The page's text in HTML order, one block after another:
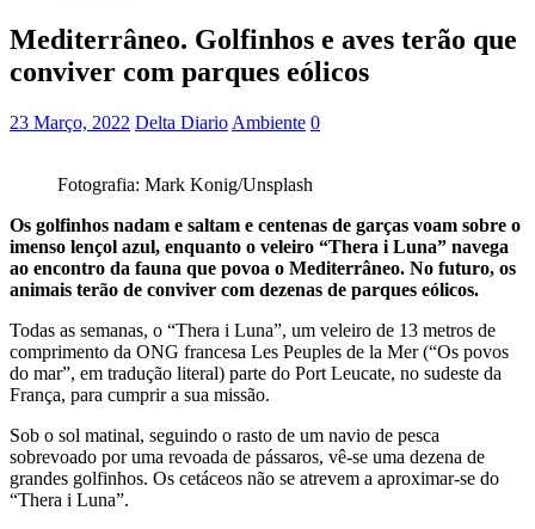
Mediterrâneo. Golfinhos e aves terão que
conviver com parques eólicos
23 Março, 2022 Delta Diario Ambiente 0
Fotografia: Mark Konig/Unsplash
Os golfinhos nadam e saltam e centenas de garças voam sobre o
imenso lençol azul, enquanto o veleiro “Thera i Luna” navega
ao encontro da fauna que povoa o Mediterrâneo. No futuro, os
animais terão de conviver com dezenas de parques eólicos.
Todas as semanas, o “Thera i Luna”, um veleiro de 13 metros de
comprimento da ONG francesa Les Peuples de la Mer (“Os povos
do mar”, em tradução literal) parte do Port Leucate, no sudeste da
França, para cumprir a sua missão.
Sob o sol matinal, seguindo o rasto de um navio de pesca
sobrevoado por uma revoada de pássaros, vê-se uma dezena de
grandes golfinhos. Os cetáceos não se atrevem a aproximar-se do
“Thera i Luna”.